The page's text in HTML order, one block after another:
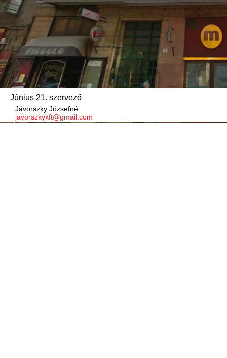
Június 21. szervező
Jávorszky Józsefné
javorszkykft@gmail.com